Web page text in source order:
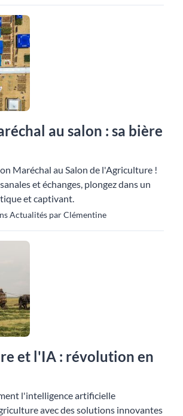
au salon : sa bière
Maréchal au Salon de l'Agriculture !
et échanges, plongez dans un
et captivant.
Actualités par Clémentine
et l'IA : révolution en
l'intelligence artificielle
avec des solutions innovantes